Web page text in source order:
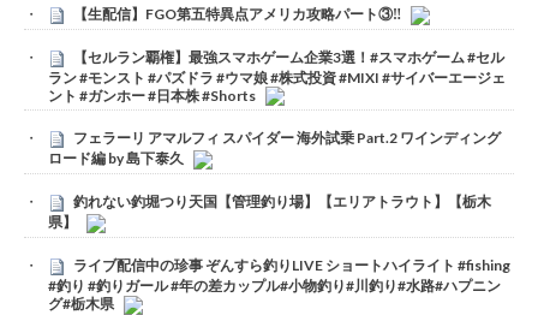
【生配信】FGO第五特異点アメリカ攻略パート③‼️
【セルラン覇権】最強スマホゲーム企業3選！#スマホゲーム #セル
ラン #モンスト #パズドラ #ウマ娘 #株式投資 #MIXI #サイバーエージェ
ント #ガンホー #日本株 #Shorts
フェラーリ アマルフィ スパイダー 海外試乗 Part.2 ワインディング
ロード編 by 島下泰久
釣れない釣堀つり天国【管理釣り場】【エリアトラウト】【栃木
県】
ライブ配信中の珍事 ぞんすら釣りLIVE ショートハイライト #fishing
#釣り #釣りガール #年の差カップル#小物釣り#川釣り#水路#ハプニン
グ#栃木県